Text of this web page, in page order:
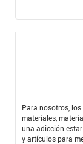
Para nosotros,
materiales,
una adicción
y artículos para